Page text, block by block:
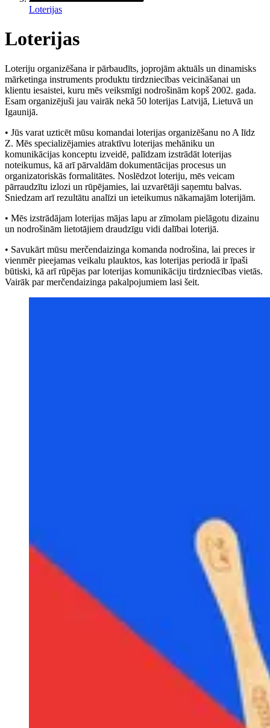
Loterijas
Loterijas
Loteriju organizēšana ir pārbaudīts, joprojām aktuāls un dinamisks
mārketinga instruments produktu tirdzniecības veicināšanai un
klientu iesaistei, kuru mēs veiksmīgi nodrošinām kopš 2002. gada.
Esam organizējuši jau vairāk nekā 50 loterijas Latvijā, Lietuvā un
Igaunijā.
• Jūs varat uzticēt mūsu komandai loterijas organizēšanu no A līdz
Z. Mēs specializējamies atraktīvu loterijas mehāniku un
komunikācijas konceptu izveidē, palīdzam izstrādāt loterijas
noteikumus, kā arī pārvaldām dokumentācijas procesus un
organizatoriskās formalitātes. Noslēdzot loteriju, mēs veicam
pārraudzītu izlozi un rūpējamies, lai uzvarētāji saņemtu balvas.
Sniedzam arī rezultātu analīzi un ieteikumus nākamajām loterijām.
• Mēs izstrādājam loterijas mājas lapu ar zīmolam pielāgotu dizainu
un nodrošinām lietotājiem draudzīgu vidi dalībai loterijā.
• Savukārt mūsu merčendaizinga komanda nodrošina, lai preces ir
vienmēr pieejamas veikalu plauktos, kas loterijas periodā ir īpaši
būtiski, kā arī rūpējas par loterijas komunikāciju tirdzniecības vietās.
Vairāk par merčendaizinga pakalpojumiem lasi šeit.